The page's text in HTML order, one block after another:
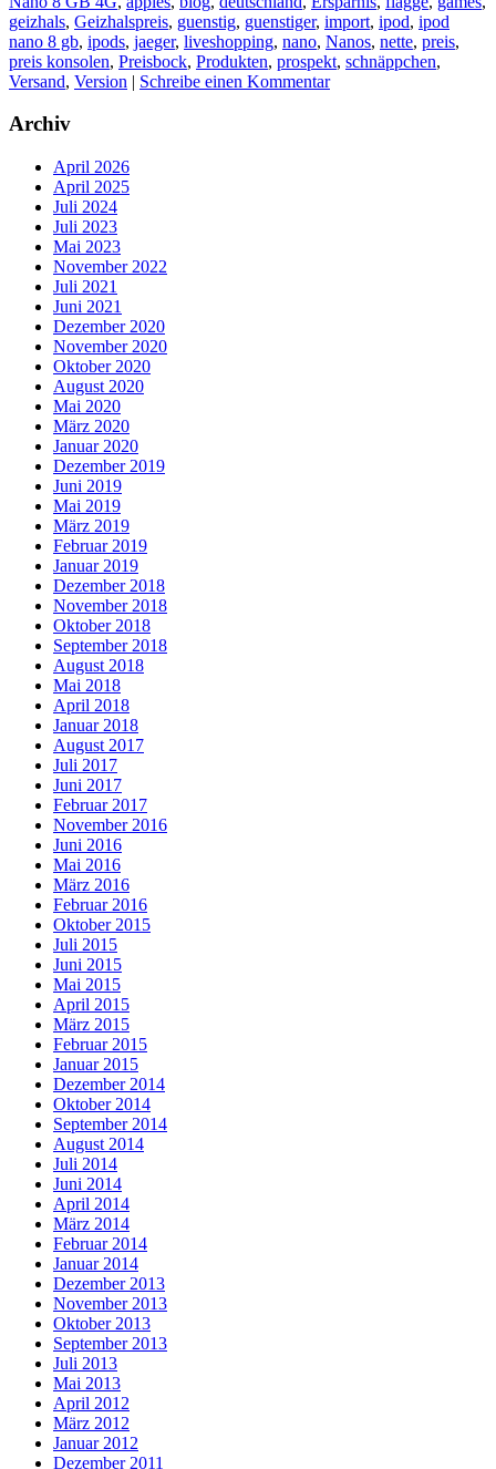
geizhals, Geizhalspreis, guenstig, guenstiger, import, ipod, ipod
nano 8 gb, ipods, jaeger, liveshopping, nano, Nanos, nette, preis,
preis konsolen, Preisbock, Produkten, prospekt, schnäppchen,
Versand, Version | Schreibe einen Kommentar
Archiv
April 2026
April 2025
Juli 2024
Juli 2023
Mai 2023
November 2022
Juli 2021
Juni 2021
Dezember 2020
November 2020
Oktober 2020
August 2020
Mai 2020
März 2020
Januar 2020
Dezember 2019
Juni 2019
Mai 2019
März 2019
Februar 2019
Januar 2019
Dezember 2018
November 2018
Oktober 2018
September 2018
August 2018
Mai 2018
April 2018
Januar 2018
August 2017
Juli 2017
Juni 2017
Februar 2017
November 2016
Juni 2016
Mai 2016
März 2016
Februar 2016
Oktober 2015
Juli 2015
Juni 2015
Mai 2015
April 2015
März 2015
Februar 2015
Januar 2015
Dezember 2014
Oktober 2014
September 2014
August 2014
Juli 2014
Juni 2014
April 2014
März 2014
Februar 2014
Januar 2014
Dezember 2013
November 2013
Oktober 2013
September 2013
Juli 2013
Mai 2013
April 2012
März 2012
Januar 2012
Dezember 2011